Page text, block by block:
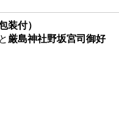
装付）
と 厳島神社野坂宮司御好